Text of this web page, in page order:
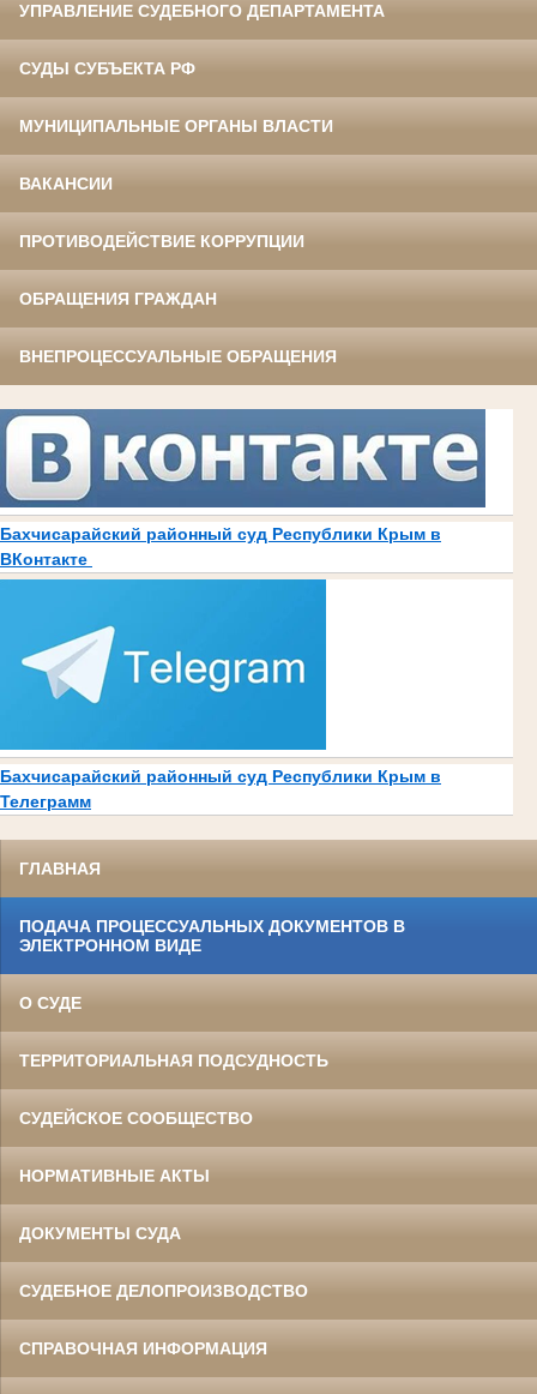
УПРАВЛЕНИЕ СУДЕБНОГО ДЕПАРТАМЕНТА
СУДЫ СУБЪЕКТА РФ
МУНИЦИПАЛЬНЫЕ ОРГАНЫ ВЛАСТИ
ВАКАНСИИ
ПРОТИВОДЕЙСТВИЕ КОРРУПЦИИ
ОБРАЩЕНИЯ ГРАЖДАН
ВНЕПРОЦЕССУАЛЬНЫЕ ОБРАЩЕНИЯ
Бахчисарайский районный суд Республики Крым в
ВКонтакте
Бахчисарайский районный суд Республики Крым в
Телеграмм
ГЛАВНАЯ
ПОДАЧА ПРОЦЕССУАЛЬНЫХ ДОКУМЕНТОВ В
ЭЛЕКТРОННОМ ВИДЕ
О СУДЕ
ТЕРРИТОРИАЛЬНАЯ ПОДСУДНОСТЬ
СУДЕЙСКОЕ СООБЩЕСТВО
НОРМАТИВНЫЕ АКТЫ
ДОКУМЕНТЫ СУДА
СУДЕБНОЕ ДЕЛОПРОИЗВОДСТВО
СПРАВОЧНАЯ ИНФОРМАЦИЯ